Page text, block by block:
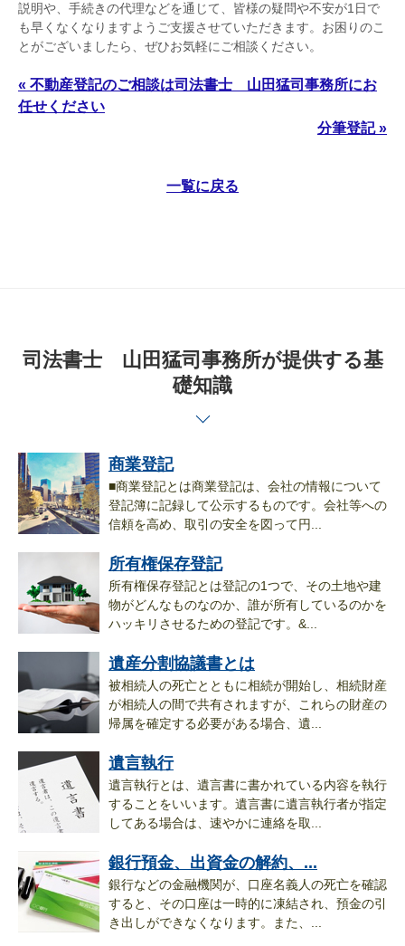
説明や、手続きの代理などを通じて、皆様の疑問や不安が1日で
も早くなくなりますようご支援させていただきます。お困りのこ
とがございましたら、ぜひお気軽にご相談ください。
« 不動産登記のご相談は司法書士 山田猛司事務所にお
任せください
分筆登記 »
一覧に戻る
司法書士 山田猛司事務所が提供する基
礎知識
商業登記
■商業登記とは商業登記は、会社の情報について
登記簿に記録して公示するものです。会社等への
信頼を高め、取引の安全を図って円...
所有権保存登記
所有権保存登記とは登記の1つで、その土地や建
物がどんなものなのか、誰が所有しているのかを
ハッキリさせるための登記です。&...
遺産分割協議書とは
被相続人の死亡とともに相続が開始し、相続財産
が相続人の間で共有されますが、これらの財産の
帰属を確定する必要がある場合、遺...
遺言執行
遺言執行とは、遺言書に書かれている内容を執行
することをいいます。遺言書に遺言執行者が指定
してある場合は、速やかに連絡を取...
銀行預金、出資金の解約、...
銀行などの金融機関が、口座名義人の死亡を確認
すると、その口座は一時的に凍結され、預金の引
き出しができなくなります。また、...